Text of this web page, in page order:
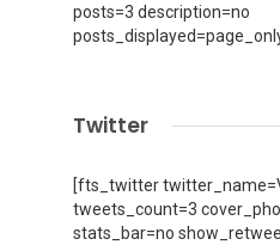
posts=3 description=no
Twitter
[fts_twitter
tweets_count=3
stats_bar=no